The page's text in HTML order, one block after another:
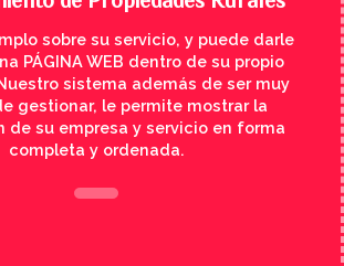
sobre su servicio, y puede darle
PÁGINA WEB dentro de su propio
sistema además de ser muy
gestionar, le permite mostrar la
de su empresa y servicio en forma
completa y ordenada.